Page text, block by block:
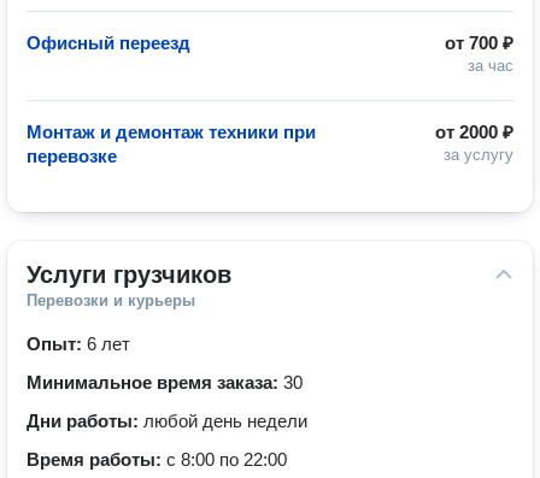
от 700 ₽
за час
Офисный переезд
от 2000 ₽
за услугу
Монтаж и демонтаж техники при
перевозке
Услуги грузчиков
Перевозки и курьеры
Опыт: 6 лет
Минимальное время заказа: 30
Дни работы: любой день недели
Время работы: с 8:00 по 22:00